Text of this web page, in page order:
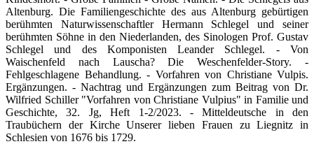
Altenburg. Die Familiengeschichte des aus Altenburg gebürtigen
berühmten Naturwissenschaftler Hermann Schlegel und seiner
berühmten Söhne in den Niederlanden, des Sinologen Prof. Gustav
Schlegel und des Komponisten Leander Schlegel. - Von
Waischenfeld nach Lauscha? Die Weschenfelder-Story. -
Fehlgeschlagene Behandlung. - Vorfahren von Christiane Vulpis.
Ergänzungen. - Nachtrag und Ergänzungen zum Beitrag von Dr.
Wilfried Schiller "Vorfahren von Christiane Vulpius" in Familie und
Geschichte, 32. Jg, Heft 1-2/2023. - Mitteldeutsche in den
Traubüchern der Kirche Unserer lieben Frauen zu Liegnitz in
Schlesien von 1676 bis 1729.